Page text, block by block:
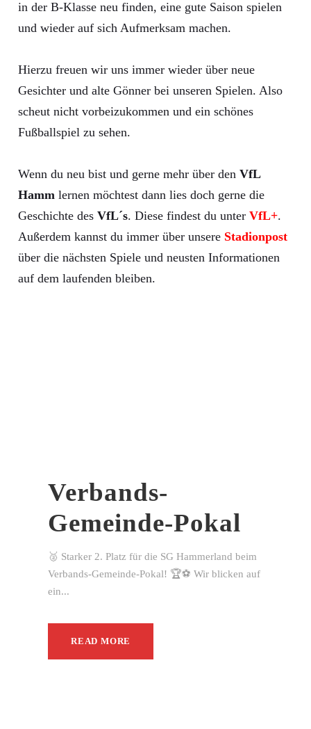
in der B-Klasse neu finden, eine gute Saison spielen
und wieder auf sich Aufmerksam machen.
Hierzu freuen wir uns immer wieder über neue
Gesichter und alte Gönner bei unseren Spielen. Also
scheut nicht vorbeizukommen und ein schönes
Fußballspiel zu sehen.
Wenn du neu bist und gerne mehr über den VfL
Hamm lernen möchtest dann lies doch gerne die
Geschichte des VfL´s. Diese findest du unter VfL+.
Außerdem kannst du immer über unsere Stadionpost
über die nächsten Spiele und neusten Informationen
auf dem laufenden bleiben.
Verbands-
Gemeinde-Pokal
🥈 Starker 2. Platz für die SG Hammerland beim
Verbands-Gemeinde-Pokal! 🏆⚽ Wir blicken auf
ein...
READ MORE